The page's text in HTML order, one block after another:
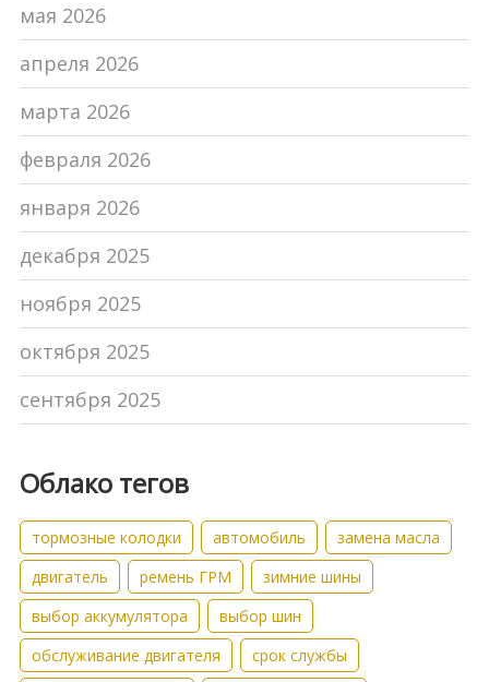
мая 2026
апреля 2026
марта 2026
февраля 2026
января 2026
декабря 2025
ноября 2025
октября 2025
сентября 2025
Облако тегов
тормозные колодки автомобиль
замена масла
двигатель
ремень ГРМ
зимние шины
выбор аккумулятора
выбор шин
обслуживание двигателя
срок службы